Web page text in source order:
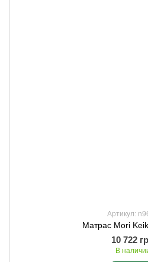
Артикул:
Матрас Mori
10 722
В